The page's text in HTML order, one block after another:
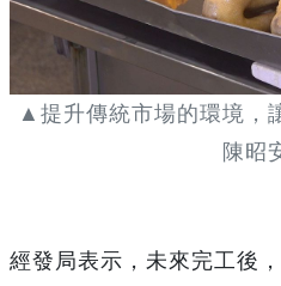
▲提升傳統市場的環境，
陳昭
經發局表示，未來完工後